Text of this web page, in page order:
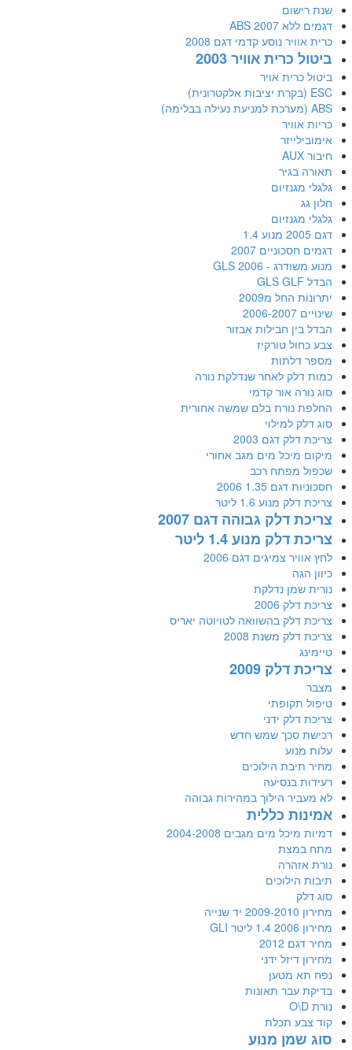
שנת רישום
דגמים ללא ABS 2007
כרית אוויר נוסע קדמי דגם 2008
ביטול כרית אוויר 2003
ביטול כרית אויר
ESC (בקרת יציבות אלקטרונית)
ABS (מערכת למניעת נעילה בבלימה)
כריות אוויר
אימובילייזר
חיבור AUX
תאורה בגיר
גלגלי מגנזיום
חלון גג
גלגלי מגנזיום
דגם 2005 מנוע 1.4
דגמים חסכוניים 2007
מנוע משודרג - GLS 2006
הבדל GLS GLF
יתרונות החל מ2009
שינויים 2006-2007
הבדל בין חבילות אבזור
צבע כחול טורקיז
מספר דלתות
כמות דלק לאחר שנדלקת נורה
סוג נורה אור קדמי
החלפת נורת בלם שמשה אחורית
סוג דלק למילוי
צריכת דלק דגם 2003
מיקום מיכל מים מגב אחורי
שכפול מפתח רכב
חסכוניות דגם 1.35 2006
צריכת דלק מנוע 1.6 ליטר
צריכת דלק גבוהה דגם 2007
צריכת דלק מנוע 1.4 ליטר
לחץ אוויר צמיגים דגם 2006
כיוון הגה
נורית שמן נדלקת
צריכת דלק 2006
צריכת דלק בהשוואה לטויוטה יאריס
צריכת דלק משנת 2008
טיימינג
צריכת דלק 2009
מצבר
טיפול תקופתי
צריכת דלק ידני
רכישת סכך שמש חדש
עלות מנוע
מחיר תיבת הילוכים
רעידות בנסיעה
לא מעביר הילוך במהירות גבוהה
אמינות כללית
דמיות מיכל מים מגבים 2004-2008
מתח במצת
נורת אזהרה
תיבות הילוכים
סוג דלק
מחירון 2009-2010 יד שנייה
מחירון 2006 1.4 ליטר GLI
מחיר דגם 2012
מחירון דיזל ידני
נפח תא מטען
בדיקת עבר תאונות
נורת O\D
קוד צבע תכלת
סוג שמן מנוע